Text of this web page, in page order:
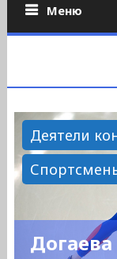
Меню
Деятели